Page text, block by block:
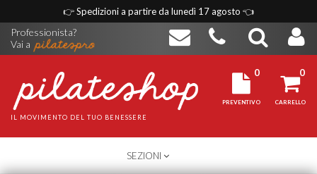
👉Spedizioni a partire da lunedì 17 agosto 👈
Professionista?
Vai a
IL MOVIMENTO DEL TUO BENESSERE
0
PREVENTIVO
0
CARRELLO
TOGGLE
NAVIGATION
SEZIONI